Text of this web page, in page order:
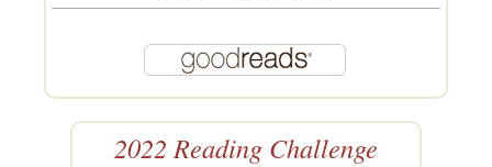
2022 Reading Challenge